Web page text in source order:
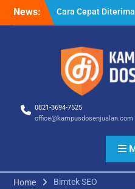
News:
Cara Cepat
– Tips Praktis yang
Cara Biar Dapat
– Panduan
Pencari Kerja
Cara Dapat
Memperbesar
0821-3694-7525
office@kampusdosenjualan.com
Home Bimtek SEO